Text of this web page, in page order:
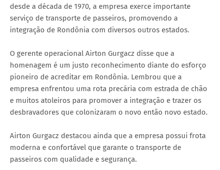
desde a década de 1970, a empresa exerce importante
serviço de transporte de passeiros, promovendo a
integração de Rondônia com diversos outros estados.
O gerente operacional Airton Gurgacz disse que a
homenagem é um justo reconhecimento diante do esforço
pioneiro de acreditar em Rondônia. Lembrou que a
empresa enfrentou uma rota precária com estrada de chão
e muitos atoleiros para promover a integração e trazer os
desbravadores que colonizaram o novo então novo estado.
Airton Gurgacz destacou ainda que a empresa possui frota
moderna e confortável que garante o transporte de
passeiros com qualidade e segurança.